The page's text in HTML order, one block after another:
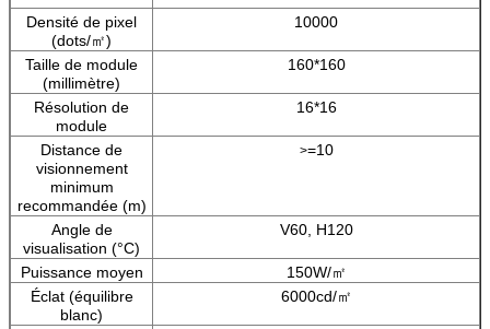
Densité de pixel
(dots/㎡)
10000
Taille de module
(millimètre)
160*160
Résolution de
module
16*16
Distance de
visionnement
minimum
recommandée (m)
>=10
Angle de
visualisation (°C)
V60, H120
Puissance moyen
150W/㎡
Éclat (équilibre
blanc)
6000cd/㎡